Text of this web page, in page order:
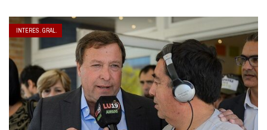
INTERES. GRAL.